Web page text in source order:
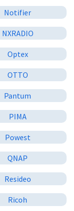
Notifier
NXRADIO
Optex
OTTO
Pantum
PIMA
Powest
QNAP
Resideo
Ricoh